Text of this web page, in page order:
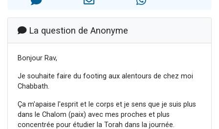
Ariel vient de donner son Maasser
La question de Anonyme
Bonjour Rav,
Je souhaite faire du footing aux alentours de chez moi
Chabbath.
Ça m'apaise l'esprit et le corps et je sens que je suis plus
dans le Chalom (paix) avec mes proches et plus
concentrée pour étudier la Torah dans la journée.